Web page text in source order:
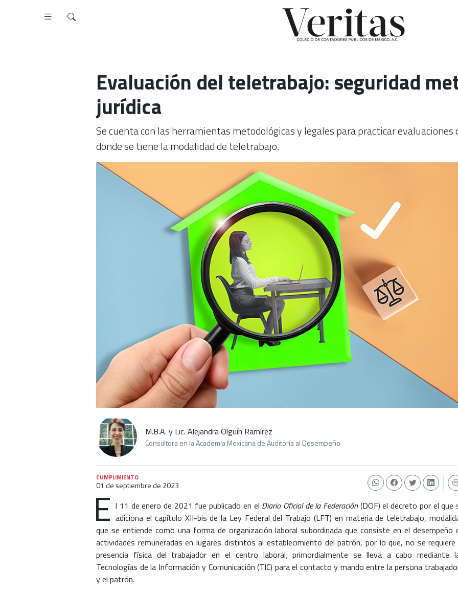
Evaluación del teletrabajo: seguridad
jurídica
Se cuenta con las herramientas metodológicas y legales para practicar evaluaciones
donde se tiene la modalidad de teletrabajo.
M.B.A. y Lic. Alejandra Olguín Ramírez
Consultora en la Academia Mexicana de Auditoría al Desempeño
CUMPLIMIENTO
01 de septiembre de 2023
E l 11 de enero de 2021 fue publicado en el Diario Oficial de la Federación(DOF) el decreto por el que
adiciona el capítulo XII-bis de la Ley Federal del Trabajo (LFT) en materia de teletrabajo,
que se entiende como una forma de organización laboral subordinada que consiste en el desempeño
actividades remuneradas en lugares distintos al establecimiento del patrón, por lo que, no se requiere
presencia física del trabajador en el centro laboral; primordialmente se lleva a cabo mediante
Tecnologías de la Información y Comunicación (TIC) para el contacto y mando entre la persona
y el patrón.